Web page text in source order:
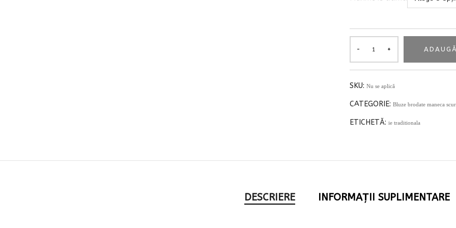
SKU: Nu se aplică
CATEGORIE: Bluze brodate maneca
ETICHETĂ: ie traditionala
DESCRIERE INFORMAȚII SUPLIMENTARE